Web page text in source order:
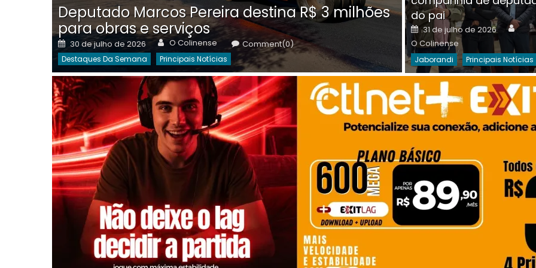
Deputado Marcos Pereira destina R$ 3 milhões
para obras e serviços
Posted
on
30 de julho de 2026 Author
O Colinense Comment(0)
Destaques Da Semana Principais Notícias
on
30 de julho de 2026 O
Destaques Da Semana
do pai
Posted
on
31 de julho de 2026
O Colinense
Jaborandi Principais Notícias